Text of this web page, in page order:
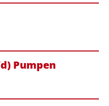
Pumpen